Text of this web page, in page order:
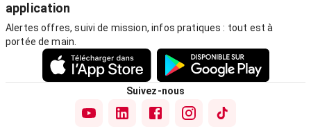
application
Alertes offres, suivi de mission, infos pratiques : tout est à
portée de main.
Suivez-nous